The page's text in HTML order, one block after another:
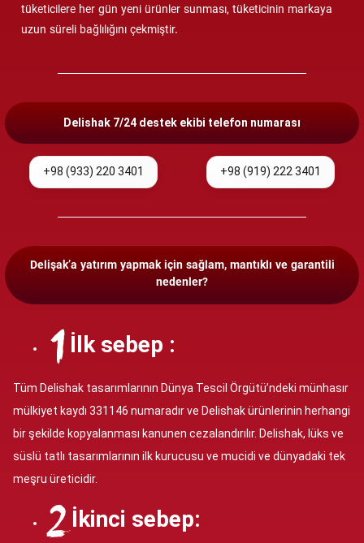
tüketicilere her gün yeni ürünler sunması, tüketicinin markaya
uzun süreli bağlılığını çekmiştir.
Delishak 7/24 destek ekibi telefon numarası
+98 (933) 220 3401 +98 (919) 222 3401
Delişak’a yatırım yapmak için sağlam, mantıklı ve garantili
nedenler?
İlk sebep :
Tüm Delishak tasarımlarının Dünya Tescil Örgütü’ndeki münhasır
mülkiyet kaydı 331146 numaradır ve Delishak ürünlerinin herhangi
bir şekilde kopyalanması kanunen cezalandırılır. Delishak, lüks ve
süslü tatlı tasarımlarının ilk kurucusu ve mucidi ve dünyadaki tek
meşru üreticidir.
İkinci sebep: